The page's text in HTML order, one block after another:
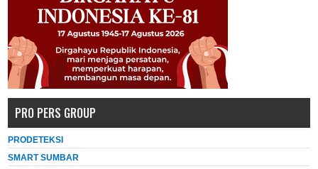
PRO PERS GROUP
PRODETEKSI
SMART SUMBAR